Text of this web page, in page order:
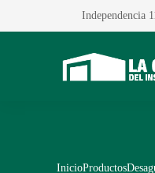
Independencia
InicioProductos